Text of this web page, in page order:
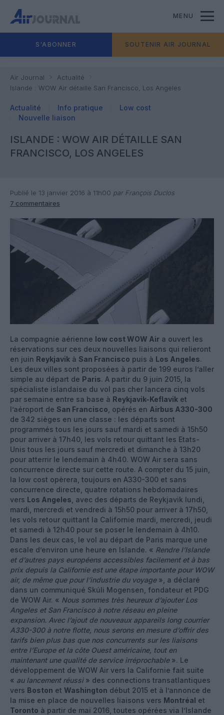
MENU
S'ABONNER SOUTENIR AIR JOURNAL
Air Journal
Actualité
Islande : WOW Air détaille San Francisco, Los Angeles
Actualité Info pratique
Low cost
Nouvelle liaison
ISLANDE : WOW AIR DÉTAILLE SAN
FRANCISCO, LOS ANGELES
Publié le 13 janvier 2016 à 11h00 par François Duclos
7 commentaires
La compagnie aérienne low cost WOW Air a ouvert les
réservations sur ces deux nouvelles liaisons qui relieront
en juin Reykjavik à San Francisco puis à Los Angeles.
Les deux villes sont proposées à partir de 199 euros l’aller
simple au départ de Paris. A partir du 9 juin 2015, la
spécialiste islandaise du vol pas cher lancera cinq vols
par semaine entre sa base à Reykjavik-Keflavik et
l’aéroport de San Francisco , opérés en Airbus A330-300
de 342 sièges en une classe : les départs sont
programmés tous les jours sauf mardi et samedi à 15h50
pour arriver à 17h40, les vols retour quittant les Etats-
Unis tous les jours sauf mercredi et dimanche à 13h20
pour atterrir le lendemain à 4h40. WOW Air sera sans
concurrence directe sur cette route. A compter du 15 juin,
la low cost opèrera, toujours en A330-300 et sans
concurrence directe, quatre rotations hebdomadaires
vers Los Angeles , avec des départs de Reykjavik lundi,
mardi, mercredi et vendredi à 15h50 pour arriver à 17h50,
les vols retour quittant la Californie mardi, mercredi, jeudi
et samedi à 12h40 pour se poser le lendemain à 4h10.
Dans les deux cas, le vol au départ de Paris marque une
escale d’environ une heure en Islande. « Rendre l’Islande
et d’autres pays européens accessibles facilement et à bas
prix depuis la Californie est une étape importante pour WOW
air, de même que pour l’industrie du voyage», a déclaré
dans un communiqué Skúli Mogensen, fondateur et PDG
de WOW Air. « Nous sommes très heureux d’ajouter Los
Angeles et San Francisco à notre réseau en pleine
expansion. Avec l’ajout de nouveaux appareils long courrier
A330-300 à notre flotte, nous serons en mesure d’offrir des
tarifs bien plus bas que nos concurrents sur les liaisons
entre l’Europe et la côte Ouest américaine, tout en
maintenant une qualité de service irréprochable ». Le
développement de WOW Air vers la Californie fait suite
« au lancement réussi» des connections transatlantiques
vers Boston et Washington début 2015 et à l’annonce de
la mise en place de nouvelles liaisons vers Montréal et
Toronto à partir de mai 2016, toutes opérées via l’Islande